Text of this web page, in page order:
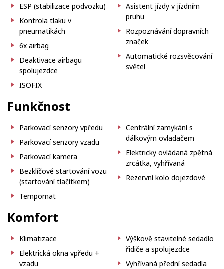
ESP (stabilizace podvozku)
Kontrola tlaku v
pneumatikách
6x airbag
Deaktivace airbagu
spolujezdce
ISOFIX
Asistent jízdy v jízdním
pruhu
Rozpoznávání dopravních
značek
Automatické rozsvěcování
světel
Funkčnost
Parkovací senzory vpředu
Parkovací senzory vzadu
Parkovací kamera
Bezklíčové startování vozu
(startování tlačítkem)
Tempomat
Centrální zamykání s
dálkovým ovladačem
Elektricky ovládaná zpětná
zrcátka, vyhřívaná
Rezervní kolo dojezdové
Komfort
Klimatizace
Elektrická okna vpředu +
vzadu
Výškově stavitelné sedadlo
řidiče a spolujezdce
Vyhřívaná přední sedadla